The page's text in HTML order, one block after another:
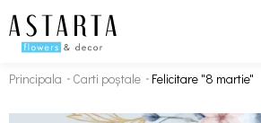
Principala Carti poștale Felicitare "8 martie"